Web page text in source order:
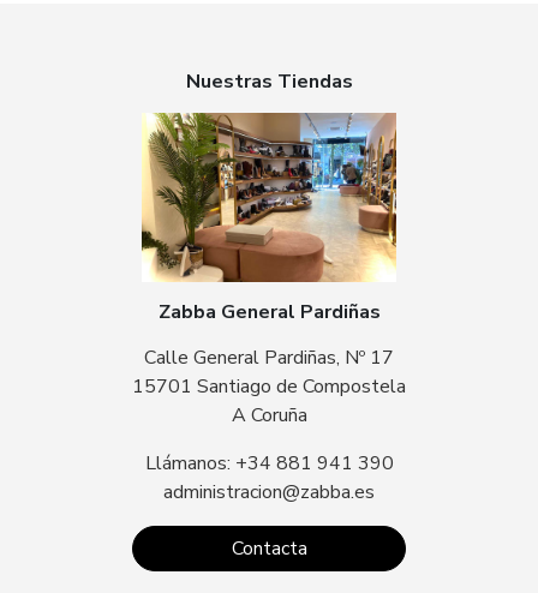
Nuestras Tiendas
Zabba General Pardiñas
Calle General Pardiñas, Nº 17
15701 Santiago de Compostela
A Coruña
Llámanos: +34 881 941 390
administracion@zabba.es
Contacta